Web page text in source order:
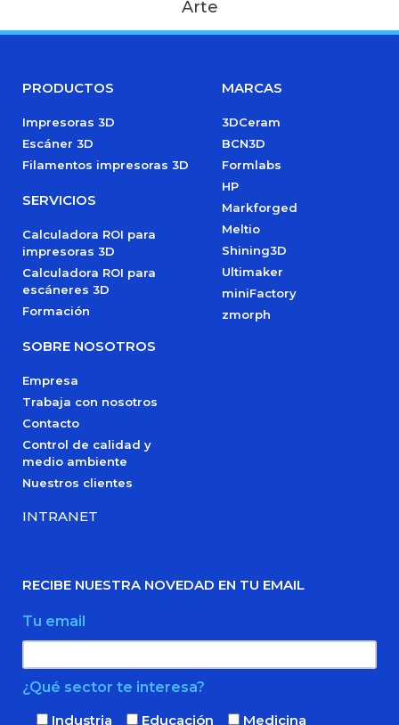
Arte
PRODUCTOS
Impresoras 3D
Escáner 3D
Filamentos impresoras 3D
SERVICIOS
Calculadora ROI para
impresoras 3D
Calculadora ROI para
escáneres 3D
Formación
SOBRE NOSOTROS
Empresa
Trabaja con nosotros
Contacto
Control de calidad y
medio ambiente
Nuestros clientes
INTRANET
MARCAS
3DCeram
BCN3D
Formlabs
HP
Markforged
Meltio
Shining3D
Ultimaker
miniFactory
zmorph
RECIBE NUESTRA NOVEDAD EN TU EMAIL
Tu email
¿Qué sector te interesa?
Industria
Educación Medicina